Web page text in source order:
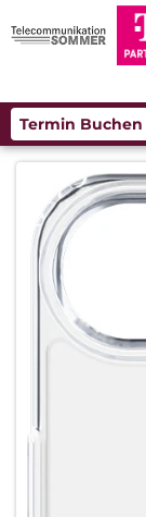
Termin Buchen